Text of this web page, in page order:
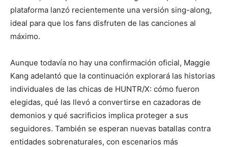
plataforma lanzó recientemente una versión sing-along,
ideal para que los fans disfruten de las canciones al
máximo.
Aunque todavía no hay una confirmación oficial, Maggie
Kang adelantó que la continuación explorará las historias
individuales de las chicas de HUNTR/X: cómo fueron
elegidas, qué las llevó a convertirse en cazadoras de
demonios y qué sacrificios implica proteger a sus
seguidores. También se esperan nuevas batallas contra
entidades sobrenaturales, con escenarios más